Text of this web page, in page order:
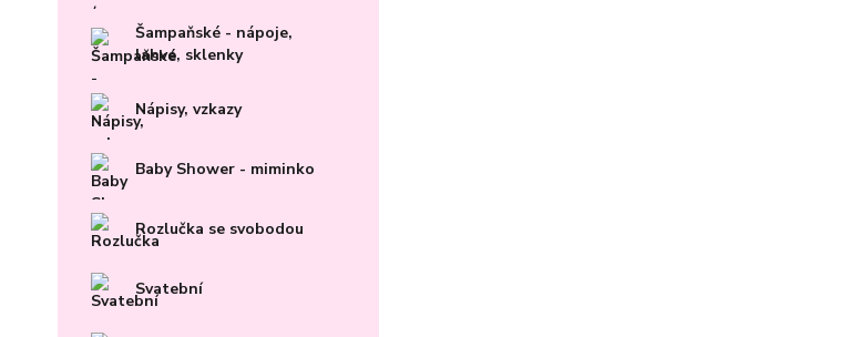
Šampaňské - nápoje,
lahve, sklenky
Nápisy, vzkazy
Baby Shower - miminko
Rozlučka se svobodou
Svatební